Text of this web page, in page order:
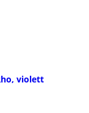
violett